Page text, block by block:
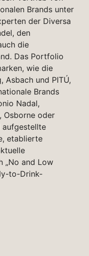
Brands unter
der Diversa
den
die
Das Portfolio
wie die
Asbach und PITÚ,
Brands
Nadal,
Osborne oder
aufgestellte
etablierte
„No and Low
to-Drink-